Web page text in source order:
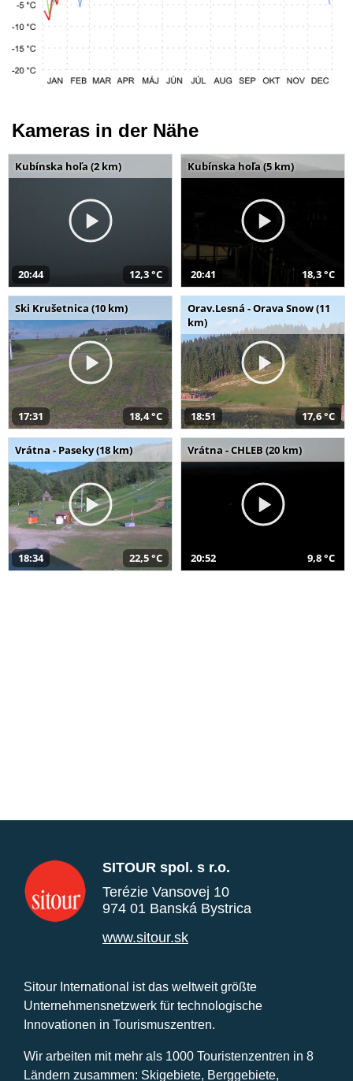
Kameras in der Nähe
Kubínska hoľa (2 km)
20:44 12,3 °C
Kubínska hoľa (5 km)
20:41 18,3 °C
Ski Krušetnica (10 km)
17:31 18,4 °C
Orav.Lesná - Orava Snow (11
km)
18:51 17,6 °C
Vrátna - Paseky (18 km)
18:34 22,5 °C
Vrátna - CHLEB (20 km)
20:52 9,8 °C
SITOUR spol. s r.o.
Terézie Vansovej 10
974 01 Banská Bystrica
www.sitour.sk
Sitour International ist das weltweit größte
Unternehmensnetzwerk für technologische
Innovationen in Tourismuszentren.
Wir arbeiten mit mehr als 1000 Touristenzentren in 8
Ländern zusammen: Skigebiete, Berggebiete,